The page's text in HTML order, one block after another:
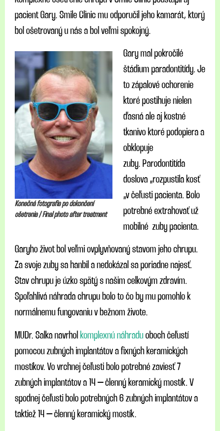
pacient Gary. Smile Clinic mu odporučil jeho kamarát, ktorý
bol ošetrovaný u nás a bol veľmi spokojný.
Konečná fotografia po dokončení
ošetrenia / Final photo after treatment
Gary mal pokročilé
štádium paradontitídy. Je
to zápalové ochorenie
ktoré postihuje nielen
ďasná ale aj kostné
tkanivo ktoré podopiera a
obklopuje
zuby. Parodontitída
doslova „rozpustila kosť
„v čeľusti pacienta. Bolo
potrebné extrahovať už
mobilné zuby pacienta.
Garyho život bol veľmi ovplyvňovaný stavom jeho chrupu.
Za svoje zuby sa hanbil a nedokázal sa poriadne najesť.
Stav chrupu je úzko spätý s našim celkovým zdravím.
Spoľahlivá náhrada chrupu bolo to čo by mu pomohlo k
normálnemu fungovaniu v bežnom živote.
MUDr. Salka navrhol komplexnú náhradu oboch čeľustí
pomocou zubných implantátov a fixných keramických
mostíkov. Vo vrchnej čeľusti bolo potrebné zaviesť 7
zubných implantátov a 14 – členný keramický mostík. V
spodnej čeľusti bolo potrebných 6 zubných implantátov a
taktiež 14 – členný keramický mostík.